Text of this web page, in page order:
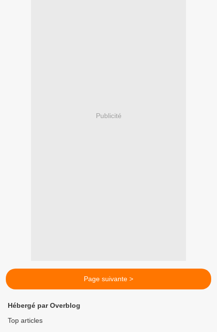
Publicité
Page suivante >
Hébergé par Overblog
Top articles